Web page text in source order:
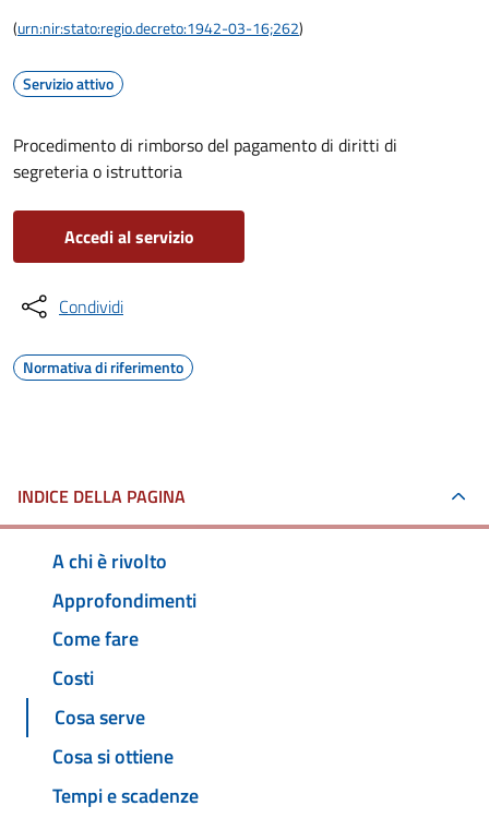
(urn:nir:stato:regio.decreto:1942-03-16;262)
Servizio attivo
Procedimento di rimborso del pagamento di diritti di
segreteria o istruttoria
Accedi al servizio
Condividi
Normativa di riferimento
INDICE DELLA PAGINA
A chi è rivolto
Approfondimenti
Come fare
Costi
Cosa serve
Cosa si ottiene
Tempi e scadenze